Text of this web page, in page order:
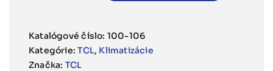
FreshIn
3,6kW
Katalógové číslo: 100-106
Kategórie:TCL, Klimatizácie
Značka: TCL